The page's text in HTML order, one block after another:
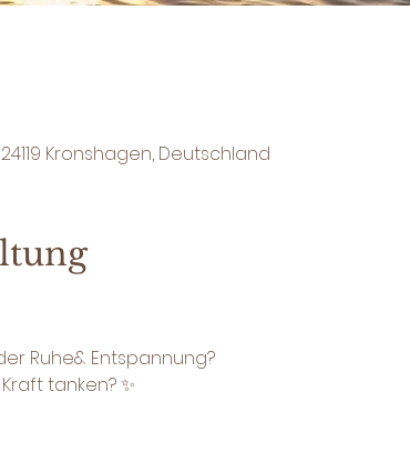
Kronshagen, Deutschland
Ruhe& Entspannung?
tanken? ✨